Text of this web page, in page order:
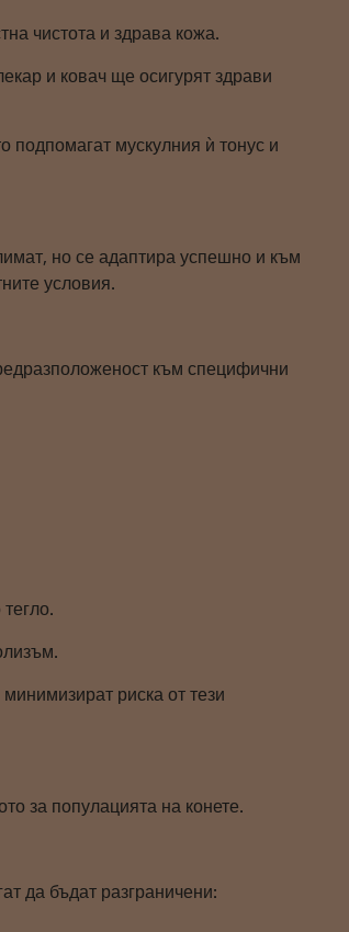
чистота и здрава кожа.
и ковач ще осигурят здрави
подпомагат мускулния ѝ тонус и
но се адаптира успешно и към
условия.
към специфични
риска от тези
за популацията на конете.
да бъдат разграничени: